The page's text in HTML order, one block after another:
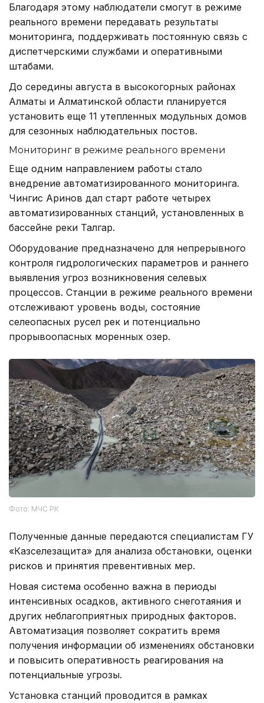
Благодаря этому наблюдатели смогут в режиме
реального времени передавать результаты
мониторинга, поддерживать постоянную связь с
диспетчерскими службами и оперативными
штабами.
До середины августа в высокогорных районах
Алматы и Алматинской области планируется
установить еще 11 утепленных модульных домов
для сезонных наблюдательных постов.
Мониторинг в режиме реального времени
Еще одним направлением работы стало
внедрение автоматизированного мониторинга.
Чингис Аринов дал старт работе четырех
автоматизированных станций, установленных в
бассейне реки Талгар.
Оборудование предназначено для непрерывного
контроля гидрологических параметров и раннего
выявления угроз возникновения селевых
процессов. Станции в режиме реального времени
отслеживают уровень воды, состояние
селеопасных русел рек и потенциально
прорывоопасных моренных озер.
Фото: МЧС РК
Полученные данные передаются специалистам ГУ
«Казселезащита» для анализа обстановки, оценки
рисков и принятия превентивных мер.
Новая система особенно важна в периоды
интенсивных осадков, активного снеготаяния и
других неблагоприятных природных факторов.
Автоматизация позволяет сократить время
получения информации об изменениях обстановки
и повысить оперативность реагирования на
потенциальные угрозы.
Установка станций проводится в рамках